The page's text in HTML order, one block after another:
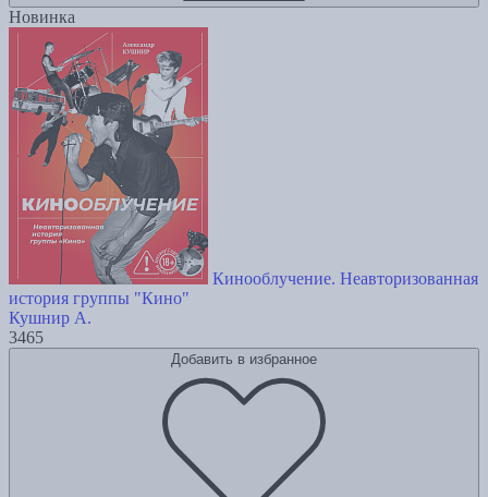
Новинка
Кинооблучение. Неавторизованная
история группы "Кино"
Кушнир А.
3465
Добавить в избранное